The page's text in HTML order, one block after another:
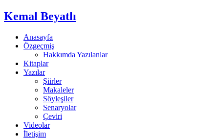
Kemal Beyatlı
Anasayfa
Özgeçmiş
Hakkımda Yazılanlar
Kitaplar
Yazılar
Şiirler
Makaleler
Söyleşiler
Senaryolar
Çeviri
Videolar
İletişim